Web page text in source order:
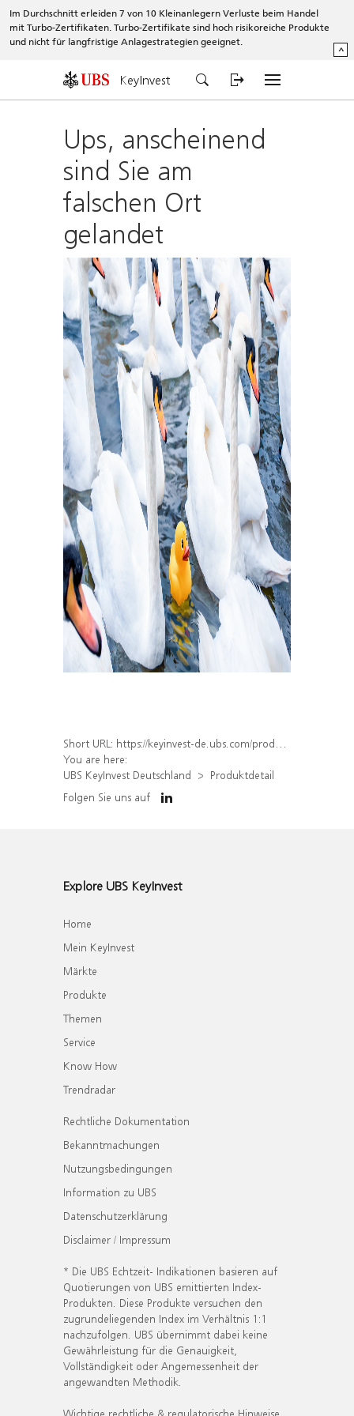
Im Durchschnitt erleiden 7 von 10 Kleinanlegern Verluste beim Handel
mit Turbo-Zertifikaten. Turbo-Zertifikate sind hoch risikoreiche Produkte
und nicht für langfristige Anlagestrategien geeignet.
^
KeyInvest
Ups, anscheinend
sind Sie am
falschen Ort
gelandet
Short URL: https://keyinvest-de.ubs.com/produkt/detail/index/isin/DE000WA5J8E9
You are here:
UBS KeyInvest Deutschland
Produktdetail
Folgen Sie uns auf
Explore UBS KeyInvest
Home
Mein KeyInvest
Märkte
Produkte
Themen
Service
Know How
Trendradar
Rechtliche Dokumentation
Bekanntmachungen
Nutzungsbedingungen
Information zu UBS
Datenschutzerklärung
Disclaimer / Impressum
* Die UBS Echtzeit- Indikationen basieren auf
Quotierungen von UBS emittierten Index-
Produkten. Diese Produkte versuchen den
zugrundeliegenden Index im Verhältnis 1:1
nachzufolgen. UBS übernimmt dabei keine
Gewährleistung für die Genauigkeit,
Vollständigkeit oder Angemessenheit der
angewandten Methodik.